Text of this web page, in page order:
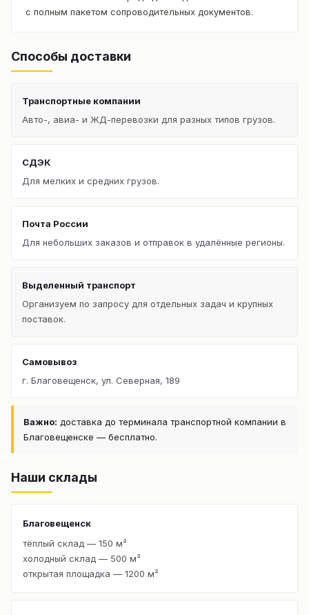
с полным пакетом сопроводительных документов.
Способы доставки
Транспортные компании
Авто-, авиа- и ЖД-перевозки для разных типов грузов.
СДЭК
Для мелких и средних грузов.
Почта России
Для небольших заказов и отправок в удалённые регионы.
Выделенный транспорт
Организуем по запросу для отдельных задач и крупных
поставок.
Самовывоз
г. Благовещенск, ул. Северная, 189
Важно: доставка до терминала транспортной компании в
Благовещенске — бесплатно.
Наши склады
Благовещенск
тёплый склад — 150 м²
холодный склад — 500 м²
открытая площадка — 1200 м²